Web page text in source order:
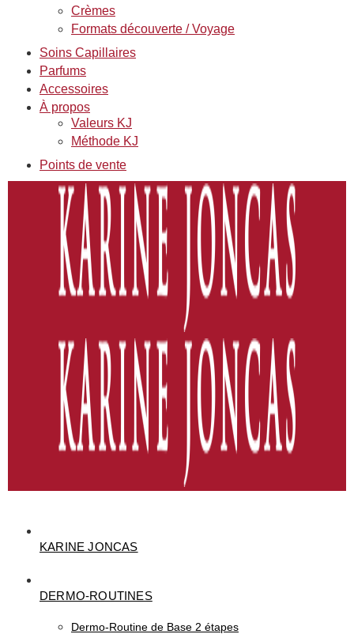
Crèmes
Formats découverte / Voyage
Soins Capillaires
Parfums
Accessoires
À propos
Valeurs KJ
Méthode KJ
Points de vente
KARINE JONCAS
DERMO-ROUTINES
Dermo-Routine de Base 2 étapes